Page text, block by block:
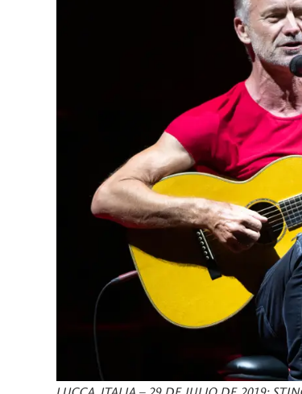
LUCCA, ITALIA – 29 DE JULIO DE 2019: